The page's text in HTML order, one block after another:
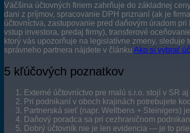
Väčšina účtovných firiem zahrňuje do základnej
dani z príjmov, spracovanie DPH priznaní (ak je
účtovníctva, zastupovanie pred daňovým úradom
vstup investora, predaj firmy), transferové
ktorý vás upozorňuje na legislatívne zmeny,
správneho partnera nájdete v článku Ako si vybrať
5 kľúčových poznatkov
Externé účtovníctvo pre malú s.r.o. stojí v SR
Pri podnikaní v oboch krajinách potrebujete
Partnerská sieť (napr. Wellbens + Steinigers)
Daňový poradca sa pri cezhraničnom
Dobrý účtovník nie je len evidencia — je to